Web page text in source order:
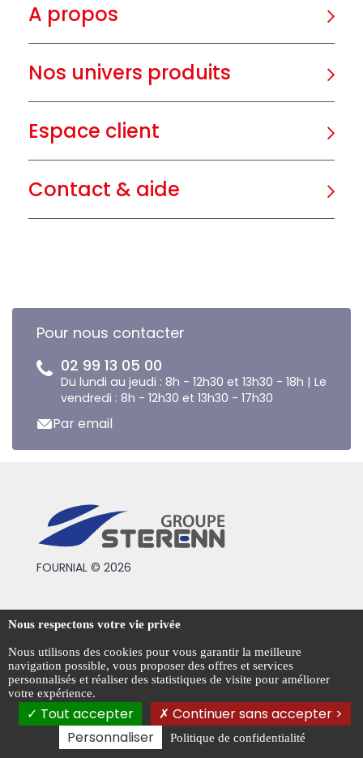
A propos
Nos univers produits
Espace client
Contact & aide
Pour nous contacter
02 99 13 05 00
Du lundi au jeudi : 8h - 12h30 et 13h30 - 18h | Le
vendredi : 8h - 12h30 et 13h30 - 17h30
Par email
FOURNIAL © 2026
Conditions générales de vente
Mentions légales
Politique de confidentialité
Gestion des cookies
Nous respectons votre vie privée
Nous utilisons des cookies pour vous garantir la meilleure
navigation possible, vous proposer des offres et services
personnalisés et réaliser des statistiques de visite pour améliorer
votre expérience.
Tout accepter
Continuer sans accepter >
Personnaliser
Politique de confidentialité